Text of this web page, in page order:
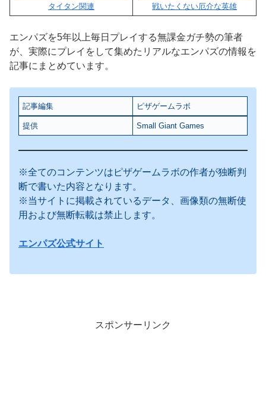
タイタン関連 戦いたくない厄介な英雄
エンパズを5年以上毎日プレイする無課金ガチ勢の筆者
が、実際にプレイをして集めたリアルなエンパズの情報を
記事にまとめています。
記事編集 ピザゲームラボ
提供 Small Giant Games
※全てのコンテンツはピザゲームラボの作者が独断判
断で書いた内容となります。
※当サイトに掲載されているデータ、画像類の無断使
用および無断転載は禁止します。
エンパズ公式サイト
スポンサーリンク